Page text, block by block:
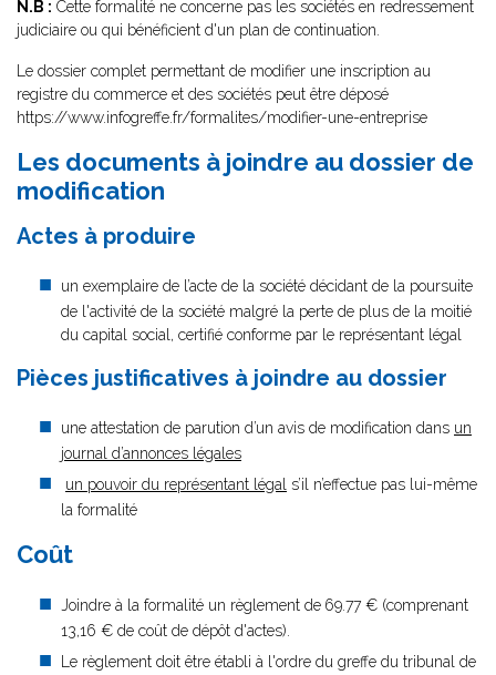
N.B : Cette formalité ne concerne pas les sociétés en redressement
judiciaire ou qui bénéficient d'un plan de continuation.
Le dossier complet permettant de modifier une inscription au
registre du commerce et des sociétés peut être déposé
https://www.infogreffe.fr/formalites/modifier-une-entreprise
Les documents à joindre au dossier de
modification
Actes à produire
un exemplaire de l’acte de la société décidant de la poursuite
de l'activité de la société malgré la perte de plus de la moitié
du capital social, certifié conforme par le représentant légal
Pièces justificatives à joindre au dossier
une attestation de parution d’un avis de modification dans un
journal d’annonces légales
un pouvoir du représentant légal s’il n’effectue pas lui-même
la formalité
Coût
Joindre à la formalité un règlement de 69.77 € (comprenant
13,16 € de coût de dépôt d'actes).
Le règlement doit être établi à l'ordre du greffe du tribunal de